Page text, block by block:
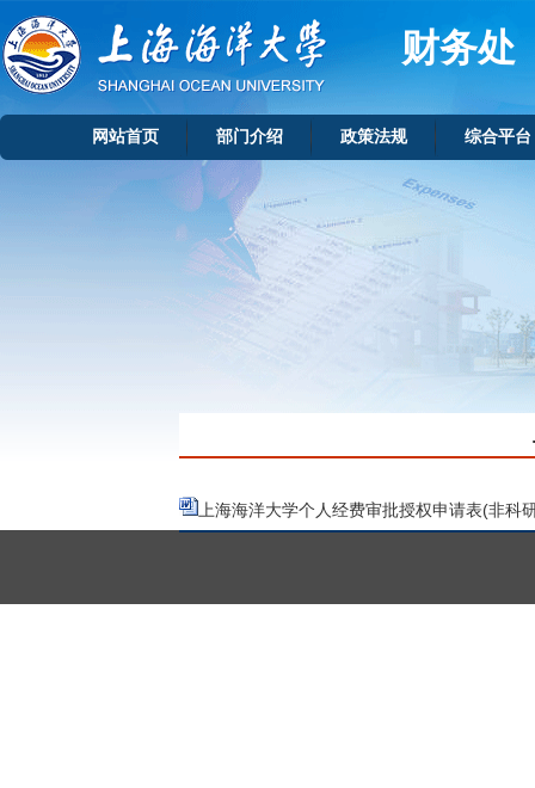
财务处
网站首页 部门介绍 政策法规 综合平台
上海海洋大学个人经费审批授权申请表(非科